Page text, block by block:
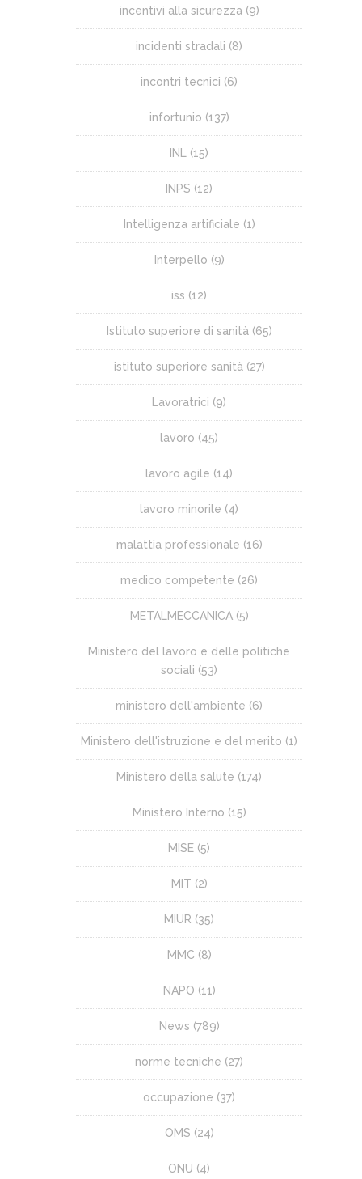
incentivi alla sicurezza (9)
incidenti stradali (8)
incontri tecnici (6)
infortunio (137)
INL (15)
INPS (12)
Intelligenza artificiale (1)
Interpello (9)
iss (12)
Istituto superiore di sanità (65)
istituto superiore sanità (27)
Lavoratrici (9)
lavoro (45)
lavoro agile (14)
lavoro minorile (4)
malattia professionale (16)
medico competente (26)
METALMECCANICA(5)
Ministero del lavoro e delle politiche
sociali (53)
ministero dell'ambiente (6)
Ministero dell'istruzione e del merito (1)
Ministero della salute (174)
Ministero Interno (15)
MISE (5)
MIT (2)
MIUR (35)
MMC (8)
NAPO (11)
News (789)
norme tecniche (27)
occupazione (37)
OMS (24)
ONU (4)